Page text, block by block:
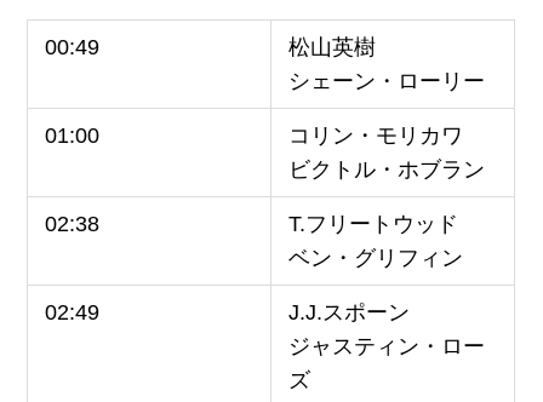
00:49
松山英樹
シェーン・ローリー
01:00
コリン・モリカワ
ビクトル・ホブラン
02:38
T.フリートウッド
ベン・グリフィン
02:49
J.J.スポーン
ジャスティン・ロー
ズ